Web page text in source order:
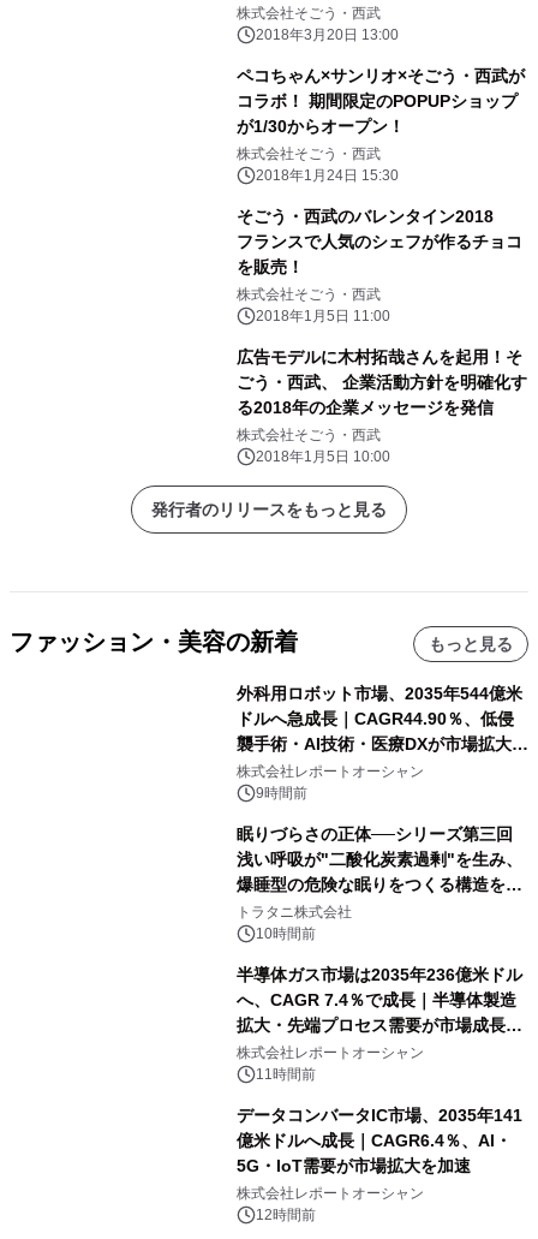
株式会社そごう・西武
2018年3月20日 13:00
ペコちゃん×サンリオ×そごう・西武が
コラボ！ 期間限定のPOPUPショップ
が1/30からオープン！
株式会社そごう・西武
2018年1月24日 15:30
そごう・西武のバレンタイン2018
フランスで人気のシェフが作るチョコ
を販売！
株式会社そごう・西武
2018年1月5日 11:00
広告モデルに木村拓哉さんを起用！そ
ごう・西武、 企業活動方針を明確化す
る2018年の企業メッセージを発信
株式会社そごう・西武
2018年1月5日 10:00
発行者のリリースをもっと見る
ファッション・美容の新着 もっと見る
外科用ロボット市場、2035年544億米
ドルへ急成長｜CAGR44.90％、低侵
襲手術・AI技術・医療DXが市場拡大を
牽引
株式会社レポートオーシャン
9時間前
眠りづらさの正体──シリーズ第三回
浅い呼吸が"二酸化炭素過剰"を生み、
爆睡型の危険な眠りをつくる構造を解
説
トラタニ株式会社
10時間前
半導体ガス市場は2035年236億米ドル
へ、CAGR 7.4％で成長｜半導体製造
拡大・先端プロセス需要が市場成長を
加速
株式会社レポートオーシャン
11時間前
データコンバータIC市場、2035年141
億米ドルへ成長｜CAGR6.4％、AI・
5G・IoT需要が市場拡大を加速
株式会社レポートオーシャン
12時間前